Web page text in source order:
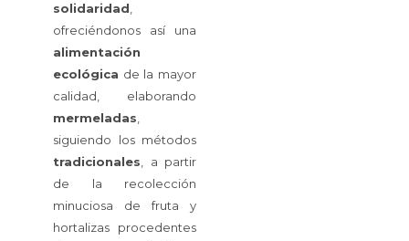
solidaridad
ofreciéndonos así una
alimentación
ecológica de la mayor
calidad, elaborando
mermeladas
siguiendo los métodos
tradicionales , a partir
de la recolección
minuciosa de fruta y
hortalizas procedentes